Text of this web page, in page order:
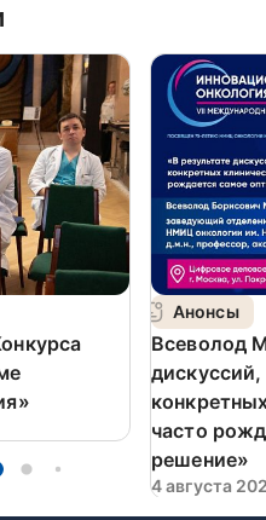
Анонсы
Всеволод
часто
решение»
4 августа